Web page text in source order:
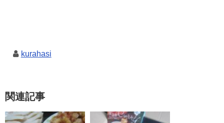
kurahasi
関連記事